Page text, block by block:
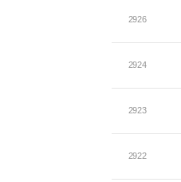
2926
2924
2923
2922